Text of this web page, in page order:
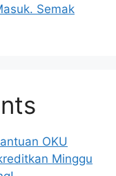
Semak
OKU
Minggu